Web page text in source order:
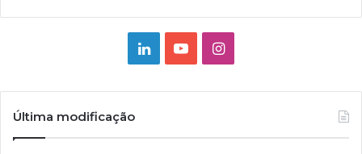
LinkedinYouTubeInstagram
Última modificação